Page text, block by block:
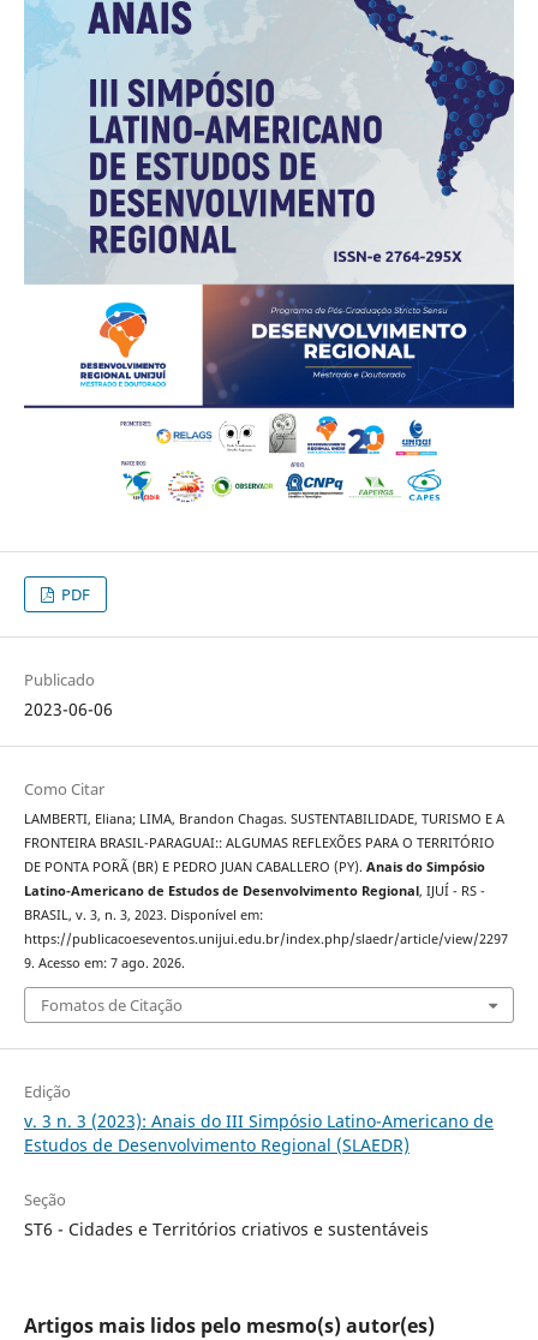
PDF
Publicado
2023-06-06
Como Citar
LAMBERTI, Eliana; LIMA, Brandon Chagas. SUSTENTABILIDADE, TURISMO E A
FRONTEIRA BRASIL-PARAGUAI:: ALGUMAS REFLEXÕES PARA O TERRITÓRIO
DE PONTA PORÃ (BR) E PEDRO JUAN CABALLERO (PY). Anais do Simpósio
Latino-Americano de Estudos de Desenvolvimento Regional, IJUÍ - RS -
BRASIL, v. 3, n. 3, 2023. Disponível em:
https://publicacoeseventos.unijui.edu.br/index.php/slaedr/article/view/2297
9. Acesso em: 7 ago. 2026.
Fomatos de Citação
Edição
v. 3 n. 3 (2023): Anais do III Simpósio Latino-Americano de
Estudos de Desenvolvimento Regional (SLAEDR)
Seção
ST6 - Cidades e Territórios criativos e sustentáveis
Artigos mais lidos pelo mesmo(s) autor(es)